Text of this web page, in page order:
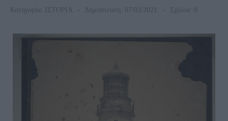
Κατηγορία: ΙΣΤΟΡΙΑ Δημοσίευση: 07/03/2021 Σχόλια: 0